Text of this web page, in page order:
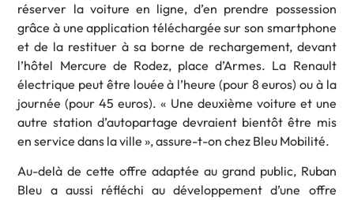
réserver la voiture en ligne, d’en prendre possession
grâce à une application téléchargée sur son smartphone
et de la restituer à sa borne de rechargement, devant
l’hôtel Mercure de Rodez, place d’Armes. La Renault
électrique peut être louée à l’heure (pour 8 euros) ou à la
journée (pour 45 euros). « Une deuxième voiture et une
autre station d’autopartage devraient bientôt être mis
en service dans la ville », assure-t-on chez Bleu Mobilité.
Au-delà de cette offre adaptée au grand public, Ruban
Bleu a aussi réfléchi au développement d’une offre